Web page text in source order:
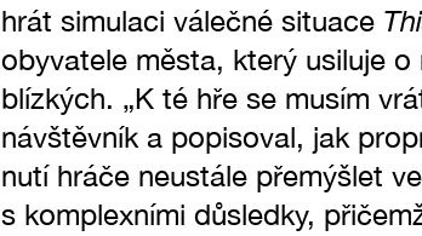
hrát simulaci válečné situace
obyvatele města, který usiluje
blízkých. „K té hře se musím
návštěvník a popisoval, jak
nutí hráče neustále přemýšlet
s komplexními důsledky,